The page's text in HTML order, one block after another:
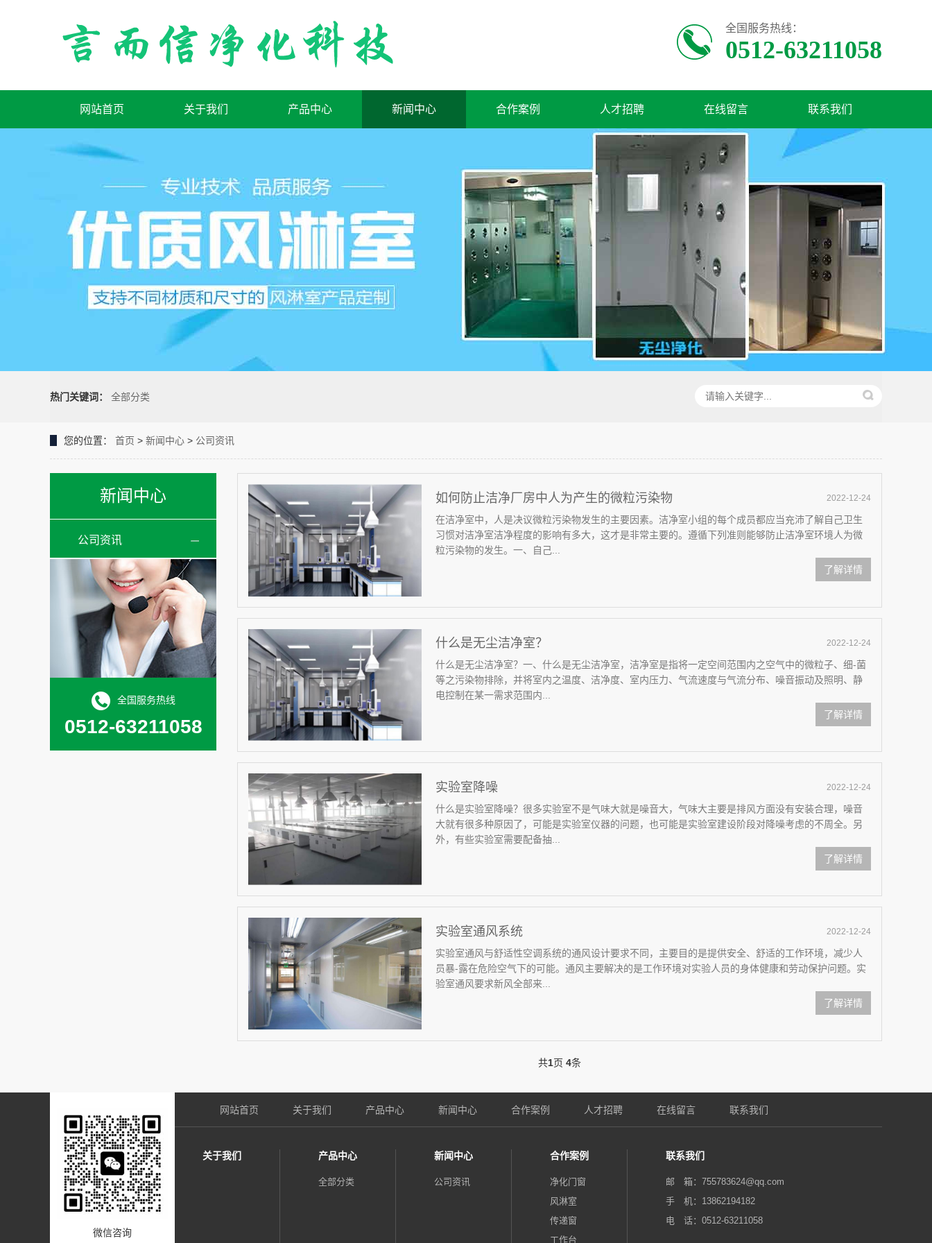
全国服务热线：
0512-63211058
网站首页 关于我们 产品中心 新闻中心 合作案例 人才招聘 在线留言 联系我们
热门关键词： 全部分类
您的位置： 首页 > 新闻中心 > 公司资讯
新闻中心
公司资讯
全国服务热线
0512-63211058
2022-12-24
如何防止洁净厂房中人为产生的微粒污染物
在洁净室中，人是决议微粒污染物发生的主要因素。洁净室小组的每个成员都应当充沛了解自己卫生
习惯对洁净室洁净程度的影响有多大，这才是非常主要的。遵循下列准则能够防止洁净室环境人为微
粒污染物的发生。一、自己...
了解详情
2022-12-24
什么是无尘洁净室？
什么是无尘洁净室？一、什么是无尘洁净室，洁净室是指将一定空间范围内之空气中的微粒子、细-菌
等之污染物排除，并将室内之温度、洁净度、室内压力、气流速度与气流分布、噪音振动及照明、静
电控制在某一需求范围内...
了解详情
2022-12-24
实验室降噪
什么是实验室降噪？很多实验室不是气味大就是噪音大，气味大主要是排风方面没有安装合理，噪音
大就有很多种原因了，可能是实验室仪器的问题，也可能是实验室建设阶段对降噪考虑的不周全。另
外，有些实验室需要配备抽...
了解详情
2022-12-24
实验室通风系统
实验室通风与舒适性空调系统的通风设计要求不同，主要目的是提供安全、舒适的工作环境，减少人
员暴-露在危险空气下的可能。通风主要解决的是工作环境对实验人员的身体健康和劳动保护问题。实
验室通风要求新风全部来...
了解详情
共1页 4条
微信咨询
网站首页 关于我们 产品中心 新闻中心 合作案例 人才招聘 在线留言 联系我们
关于我们 产品中心
全部分类
新闻中心
公司资讯
合作案例
净化门窗
风淋室
传递窗
工作台
联系我们
邮 箱：755783624@qq.com‬
手 机：13862194182
电 话：0512-63211058